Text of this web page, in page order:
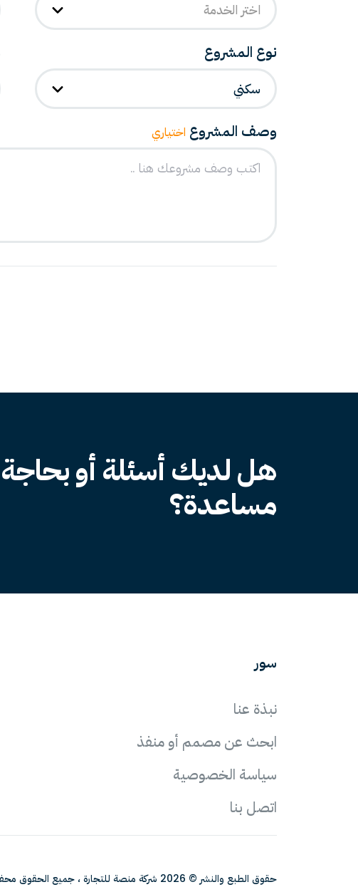
اختر الخدمة
نوع المشروع
سكني
وصف المشروع اختياري
هل لديك أسئلة أو بحاجة
مساعدة؟
سور
نبذة عنا
ابحث عن مصمم أو منفذ
سياسة الخصوصية
اتصل بنا
حقوق الطبع والنشر © 2026 شركة منصة للتجارة ، جميع الحقوق محفوظة.